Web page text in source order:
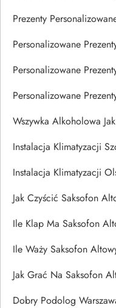
Prezenty
Personalizowane
Personalizowane
Personalizowane
Wszywka Alkoholowa
Instalacja Klimatyzacji
Instalacja Klimatyzacji
Jak Czyścić Saksofon
Ile Klap Ma Saksofon
Ile Waży Saksofon
Jak Grać Na Saksofon
Dobry Podolog